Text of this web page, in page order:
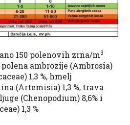
150 polenovih zrna/m3
ambrozije (Ambrosia)
1,3 %, hmelj
(Artemisia) 1,3 %, trava
(Chenopodium) 8,6% i
1,3 %